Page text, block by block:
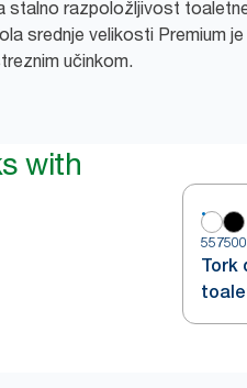
stalno razpoložljivost
srednje velikosti Premium
učinkom.
with
557500
Tork